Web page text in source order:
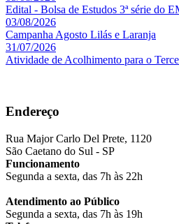
Edital - Bolsa de Estudos 3ª série do
03/08/2026
Campanha Agosto Lilás e Laranja
31/07/2026
Atividade de Acolhimento para o
Endereço
Rua Major Carlo Del Prete, 1120
São Caetano do Sul - SP
Funcionamento
Segunda a sexta, das 7h às 22h
Atendimento ao Público
Segunda a sexta, das 7h às 19h